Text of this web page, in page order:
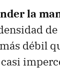
la
débil